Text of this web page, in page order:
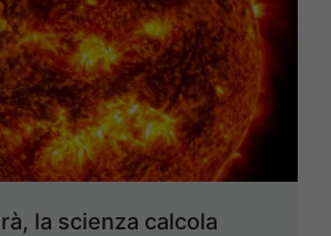
la scienza calcola